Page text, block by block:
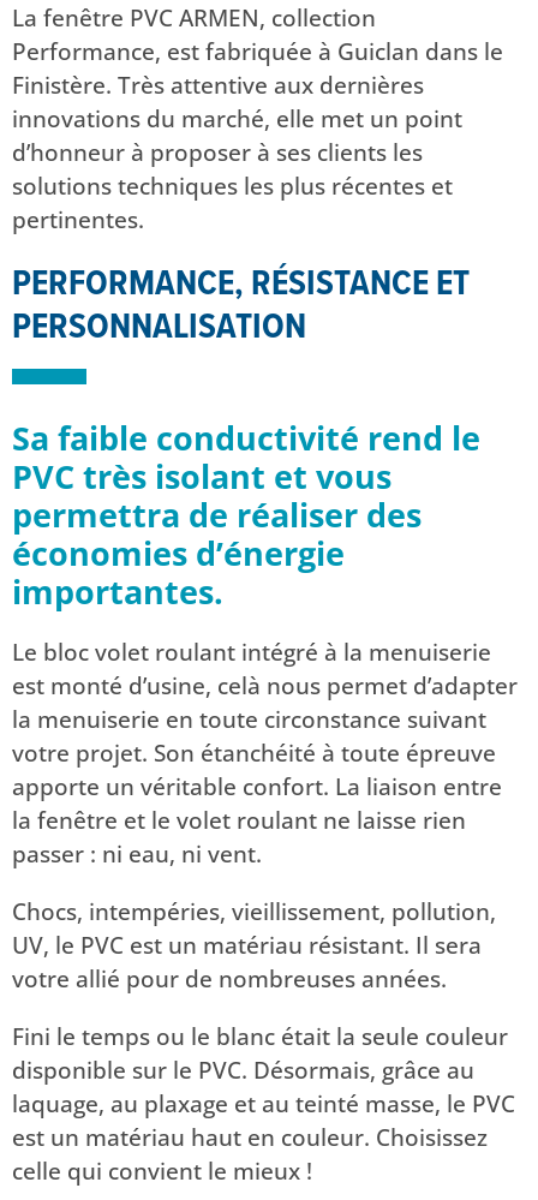
La fenêtre PVC ARMEN, collection
Performance, est fabriquée à Guiclan dans le
Finistère. Très attentive aux dernières
innovations du marché, elle met un point
d’honneur à proposer à ses clients les
solutions techniques les plus récentes et
pertinentes.
PERFORMANCE, RÉSISTANCE ET
PERSONNALISATION
Sa faible conductivité rend le
PVC très isolant et vous
permettra de réaliser des
économies d’énergie
importantes.
Le bloc volet roulant intégré à la menuiserie
est monté d’usine, celà nous permet d’adapter
la menuiserie en toute circonstance suivant
votre projet. Son étanchéité à toute épreuve
apporte un véritable confort. La liaison entre
la fenêtre et le volet roulant ne laisse rien
passer : ni eau, ni vent.
Chocs, intempéries, vieillissement, pollution,
UV, le PVC est un matériau résistant. Il sera
votre allié pour de nombreuses années.
Fini le temps ou le blanc était la seule couleur
disponible sur le PVC. Désormais, grâce au
laquage, au plaxage et au teinté masse, le PVC
est un matériau haut en couleur. Choisissez
celle qui convient le mieux !